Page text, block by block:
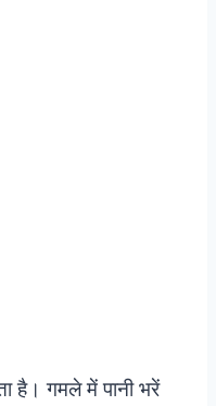
है। गमले में पानी भरें